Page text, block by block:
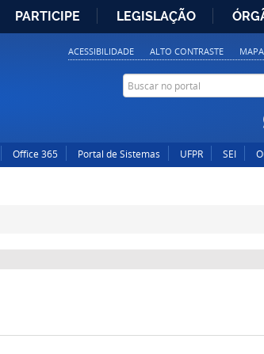
PARTICIPE LEGISLAÇÃO
ACESSIBILIDADE ALTO CONTRASTE
Office 365 Portal de Sistemas UFPR SEI